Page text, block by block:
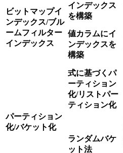
ビットマップイ
ンデックス/ブル
ームフィルター
インデックス
インデックス
を構築
値カラムにイ
ンデックスを
構築
パーティション
化/バケット化
式に基づくパ
ーティション
化/リストパー
ティション化
ランダムバケ
ット法